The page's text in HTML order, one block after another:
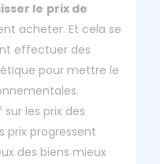
le prix de
acheter. Et cela se
effectuer des
pour mettre le
les prix des
prix progressent
des biens mieux